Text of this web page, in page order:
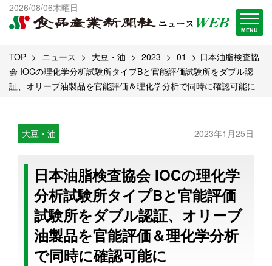
2026/08/06木曜日
MENU
出版物一覧へ
試読・購読申し込み
TOP ニュース 大豆・油 2023 01
日本油脂検査協
会 IOCの理化学分析試験所タイプBと官能評価試験所をダブル認
証、オリーブ油製品を官能評価＆理化学分析で同時に確認可能に
大豆・油 2023年1月25日
日本油脂検査協会 IOCの理化学
分析試験所タイプBと官能評価
試験所をダブル認証、オリーブ
油製品を官能評価＆理化学分析
で同時に確認可能に